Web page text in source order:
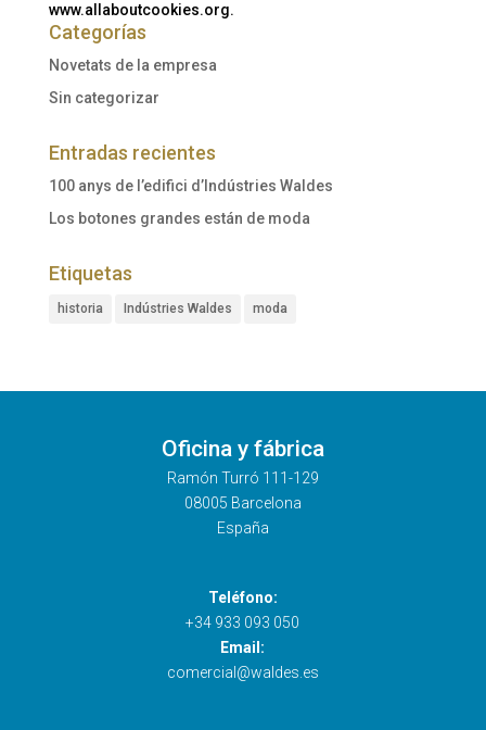
www.allaboutcookies.org.
Categorías
Novetats de la empresa
Sin categorizar
Entradas recientes
100 anys de l’edifici d’Indústries Waldes
Los botones grandes están de moda
Etiquetas
historia Indústries Waldes moda
Oficina y fábrica
Ramón Turró 111-129
08005 Barcelona
España
Teléfono:
+34 933 093 050
Email:
comercial@waldes.es